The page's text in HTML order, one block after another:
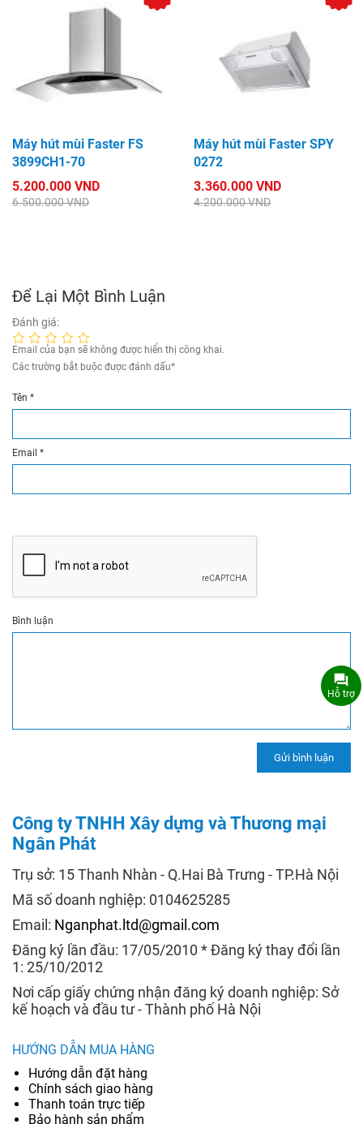
Máy hút mùi Faster FS
3899CH1-70
5.200.000 VND
6.500.000 VND
Máy hút mùi Faster SPY
0272
3.360.000 VND
4.200.000 VND
Để Lại Một Bình Luận
Đánh giá:
Email của bạn sẽ không được hiển thị công khai.
Các trường bắt buộc được đánh dấu*
Tên *
Email *
Bình luận
Công ty TNHH Xây dựng và Thương mại
Ngân Phát
Trụ sở: 15 Thanh Nhàn - Q.Hai Bà Trưng - TP.Hà Nội
Mã số doanh nghiệp: 0104625285
Email: Nganphat.ltd@gmail.com
Đăng ký lần đầu: 17/05/2010 * Đăng ký thay đổi lần
1: 25/10/2012
Nơi cấp giấy chứng nhận đăng ký doanh nghiệp: Sở
kế hoạch và đầu tư - Thành phố Hà Nội
HƯỚNG DẪN MUA HÀNG
Hướng dẫn đặt hàng
Chính sách giao hàng
Thanh toán trực tiếp
Bảo hành sản phẩm
Hỗ trợ